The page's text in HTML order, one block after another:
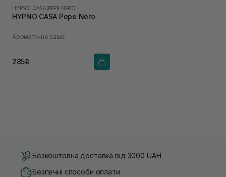
HYPNO CASA PEPE NERO
HYPNO CASA Pepe Nero
Ароматичне саше
285₴
Безкоштовна доставка від 3000 UAH
Безпечні способи оплати